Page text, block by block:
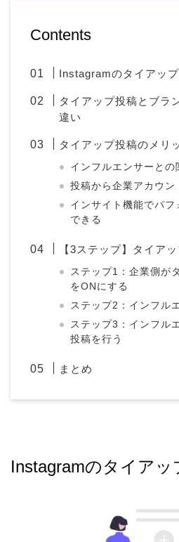
Contents
Instagramのタイアッ
タイアップ投稿とブラ
違い
タイアップ投稿のメリ
インフルエンサーとの
投稿から企業アカウン
インサイト機能でパフ
できる
【3ステップ】タイア
ステップ1：企業側が
をONにする
ステップ2：インフル
ステップ3：インフル
投稿を行う
まとめ
Instagramのタイアッ